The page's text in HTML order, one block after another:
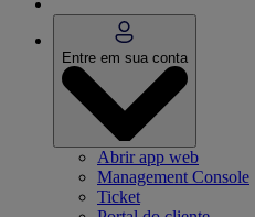
Entre em sua conta
Abrir app web
Management Console
Ticket